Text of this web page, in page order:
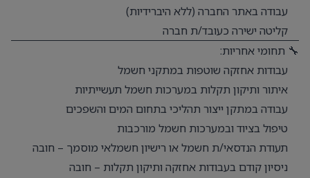
עבודה באתר החברה (ללא היברידיות)
קליטה ישירה כעובד/ת חברה
🔧 תחומי אחריות:
עבודות אחזקה שוטפות במתקני חשמל
איתור ותיקון תקלות במערכות חשמל תעשייתיות
עבודה במתקן ייצור תהליכי בתחום המים והשפכים
טיפול בציוד ובמערכות חשמל מורכבות
תעודת הנדסאי/ת חשמל או רישיון חשמלאי מוסמך – חובה
ניסיון קודם בעבודות אחזקה ותיקון תקלות – חובה